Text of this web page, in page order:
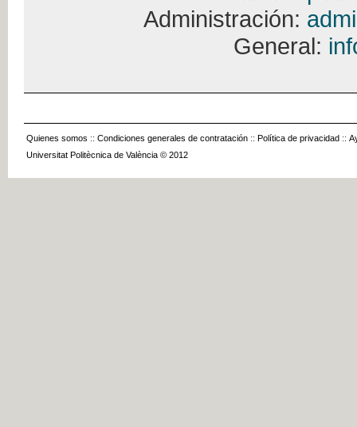
Administración:
General:
Quienes somos :: Condiciones generales de contratación :: Política de privacidad ::
Universitat Politècnica de València © 2012